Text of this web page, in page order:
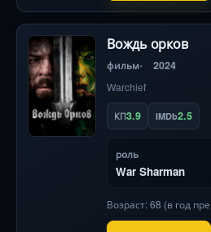
Вождь орков
фильм 2024
Warchief
КП3.9 IMDb2.5
роль
War Sharman
Возраст: 68 (в год